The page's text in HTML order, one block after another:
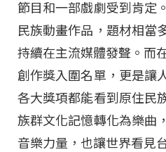
節目和一部戲劇受到肯定
民族動畫作品，題材相當
持續在主流媒體發聲。而
創作獎入圍名單，更是讓
各大獎項都能看到原住民
族群文化記憶轉化為樂曲
音樂力量，也讓世界看見